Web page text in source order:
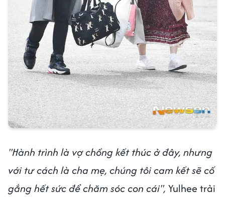
"Hành trình là vợ chồng kết thúc ở đây, nhưng
với tư cách là cha mẹ, chúng tôi cam kết sẽ cố
gắng hết sức để chăm sóc con cái", Yulhee trải